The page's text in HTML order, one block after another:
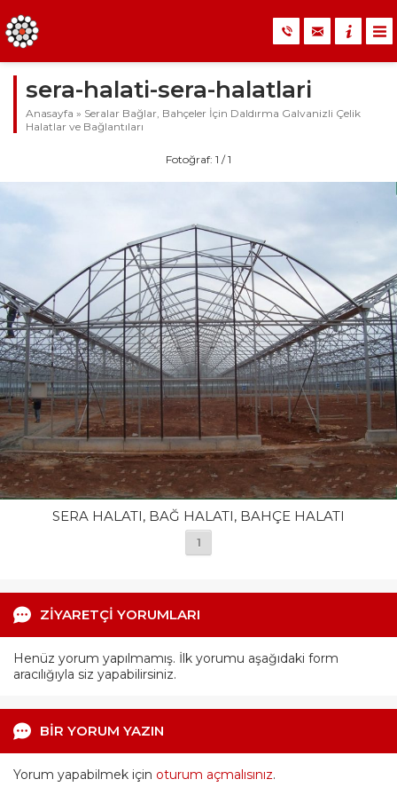
sera-halati-sera-halatlari
Anasayfa » Seralar Bağlar, Bahçeler İçin Daldırma Galvanizli Çelik
Halatlar ve Bağlantıları
Fotoğraf: 1 / 1
SERA HALATI, BAĞ HALATI, BAHÇE HALATI
1
ZİYARETÇİ YORUMLARI
Henüz yorum yapılmamış. İlk yorumu aşağıdaki form
aracılığıyla siz yapabilirsiniz.
BİR YORUM YAZIN
Yorum yapabilmek için oturum açmalısınız.